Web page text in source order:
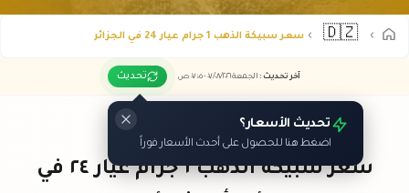
🇩🇿 سعر سبيكة الذهب 1 جرام عيار 24 في الجزائر
آخر تحديث : الجمعة ٠٧ /٠٨/٢٠٢٦ - ٠٧:٠٥ ص تحديث
تحديث الأسعار؟
اضغط هنا للحصول على أحدث الأسعار فوراً
سعر سبيكة الذهب ١ جرام عيار ٢٤ في